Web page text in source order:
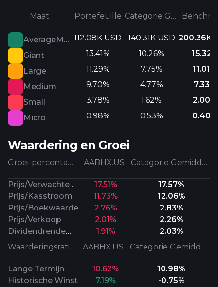
Maat Portefeuille Categorie Gemiddeld
AverageMarketCap 112.08K USD 140.31K USD 200.36K
Giant
13.41% 10.26%
15.32%
Large
11.29% 7.75%
11.01%
Medium
9.70% 4.77%
7.33%
Small
3.78% 1.62%
2.00%
Micro
0.98% 0.53% 0.40%
Waardering en Groei
Groei-percentages AABHX.US Categorie Gemiddeld
Prijs/Verwachte Winst 17.51%
17.57%
Prijs/Kasstroom
11.73%
12.06%
Prijs/Boekwaarde
2.76%
2.83%
Prijs/Verkoop
2.01%
2.26%
Dividendrendement
1.91%
2.03%
Waarderingsratio's
AABHX.US Categorie Gemiddeld
Lange Termijn Winst 10.62%
10.98%
Historische Winst
7.19%
-0.75%